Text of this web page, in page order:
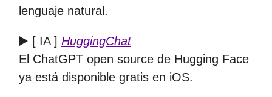
lenguaje natural.
▶️ [ IA ] HuggingChat
El ChatGPT open source de Hugging Face
ya está disponible gratis en iOS.